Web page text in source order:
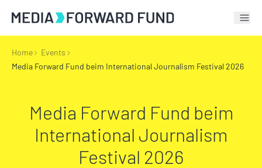
Home
Events
Media Forward Fund beim International Journalism Festival 2026
Media Forward Fund beim
International Journalism
Festival 2026